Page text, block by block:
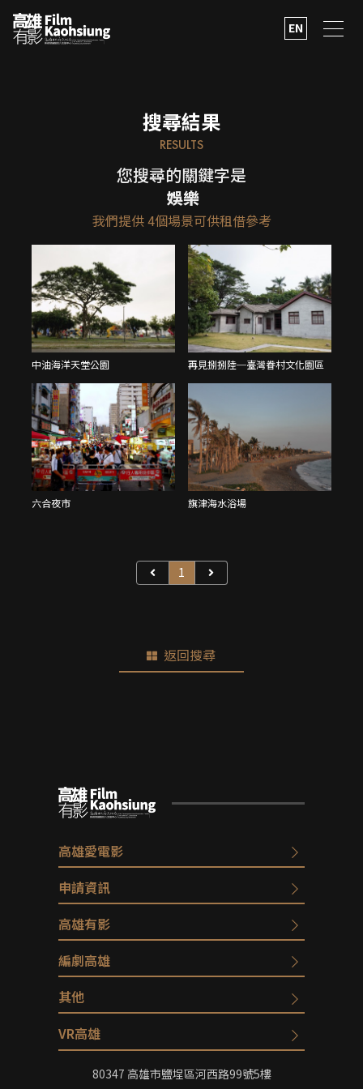
EN
搜尋結果
RESULTS
您搜尋的關鍵字是
娛樂
我們提供4個場景可供租借參考
中油海洋天堂公園 再見捌捌陸─臺灣眷村文化園區
六合夜市 旗津海水浴場
1
返回搜尋
80347 高雄市鹽埕區河西路99號5樓
高雄愛電影
申請資訊
高雄有影
編劇高雄
其他
VR高雄